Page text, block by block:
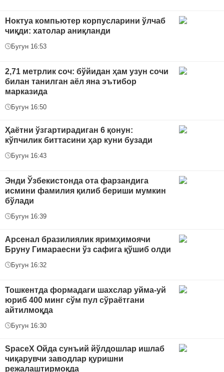
Ноктуа компьютер корпусларини ўлчаб
чиқди: хатолар аниқланди
Бугун 16:53
2,71 метрлик соч: бўйидан ҳам узун сочи
билан танилган аёл яна эътибор
марказида
Бугун 16:50
Ҳаётни ўзгартирадиган 6 қонун:
кўпчилик биттасини ҳар куни бузади
Бугун 16:43
Энди Ўзбекистонда ота фарзандига
исмини фамилия қилиб бериши мумкин
бўлади
Бугун 16:39
Арсенал бразилиялик яримҳимоячи
Бруну Гимараесни ўз сафига қўшиб олди
Бугун 16:32
Тошкентда формадаги шахслар уйма-уй
юриб 400 минг сўм пул сўраётгани
айтилмоқда
Бугун 16:30
SpaceX Ойда сунъий йўлдошлар ишлаб
чиқарувчи заводлар қуришни
режалаштирмоқда